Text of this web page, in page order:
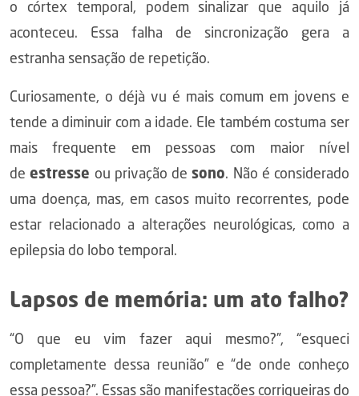
o córtex temporal, podem sinalizar que aquilo já
aconteceu. Essa falha de sincronização gera a
estranha sensação de repetição.
Curiosamente, o déjà vu é mais comum em jovens e
tende a diminuir com a idade. Ele também costuma ser
mais frequente em pessoas com maior nível
deestresse ou privação desono. Não é considerado
uma doença, mas, em casos muito recorrentes, pode
estar relacionado a alterações neurológicas, como a
epilepsia do lobo temporal.
Lapsos de memória: um ato falho?
“O que eu vim fazer aqui mesmo?”, “esqueci
completamente dessa reunião” e “de onde conheço
essa pessoa?”. Essas são manifestações corriqueiras do